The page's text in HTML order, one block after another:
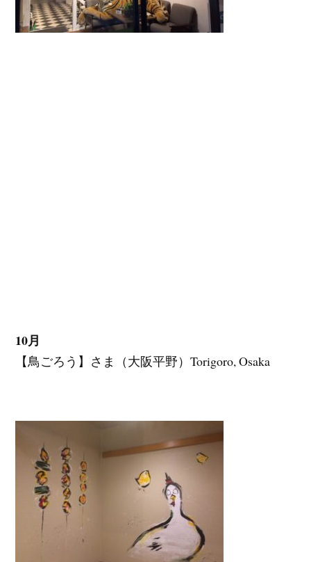
10月
【鳥ごろう】さま（大阪平野）Torigoro, Osaka